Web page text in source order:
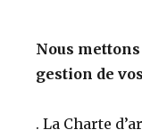
Nous
gestion de
. La Charte